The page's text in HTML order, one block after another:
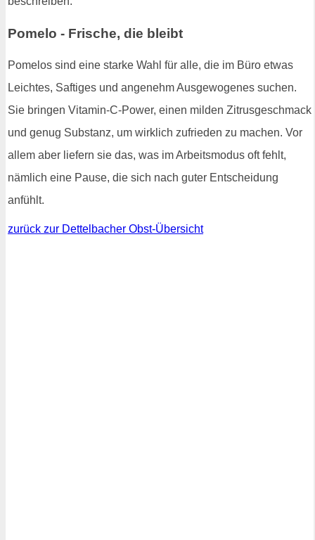
Pomelo - Frische, die bleibt
Pomelos sind eine starke Wahl für alle, die im Büro etwas
Leichtes, Saftiges und angenehm Ausgewogenes suchen.
Sie bringen Vitamin-C-Power, einen milden Zitrusgeschmack
und genug Substanz, um wirklich zufrieden zu machen. Vor
allem aber liefern sie das, was im Arbeitsmodus oft fehlt,
nämlich eine Pause, die sich nach guter Entscheidung
anfühlt.
zurück zur Dettelbacher Obst-Übersicht